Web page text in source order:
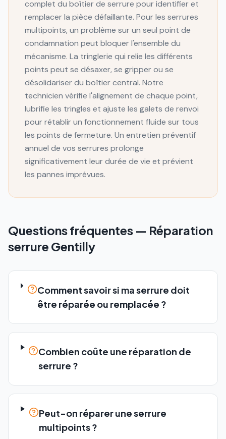
complet du boîtier de serrure pour identifier et
remplacer la pièce défaillante. Pour les serrures
multipoints, un problème sur un seul point de
condamnation peut bloquer l'ensemble du
mécanisme. La tringlerie qui relie les différents
points peut se désaxer, se gripper ou se
désolidariser du boîtier central. Notre
technicien vérifie l'alignement de chaque point,
lubrifie les tringles et ajuste les galets de renvoi
pour rétablir un fonctionnement fluide sur tous
les points de fermeture. Un entretien préventif
annuel de vos serrures prolonge
significativement leur durée de vie et prévient
les pannes imprévues.
Questions fréquentes — Réparation
serrure Gentilly
Comment savoir si ma serrure doit
être réparée ou remplacée ?
Combien coûte une réparation de
serrure ?
Peut-on réparer une serrure
multipoints ?